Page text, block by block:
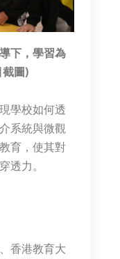
下，學習為
截圖)
學校如何透
系統與微觀
育，使其對
透力。
香港教育大